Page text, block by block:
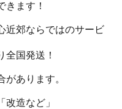
ます！
近郊ならではのサービ
国発送！
があります。
造など」